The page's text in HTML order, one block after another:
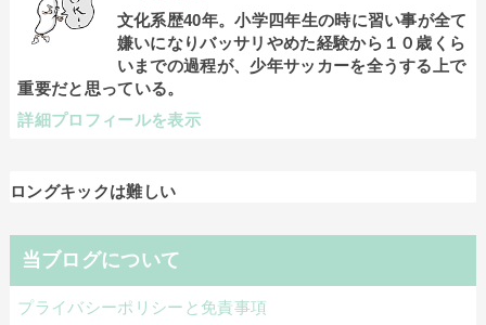
文化系歴40年。小学四年生の時に習い事が全て
嫌いになりバッサリやめた経験から１０歳くら
いまでの過程が、少年サッカーを全うする上で
重要だと思っている。
詳細プロフィールを表示
ロングキックは難しい
当ブログについて
プライバシーポリシーと免責事項